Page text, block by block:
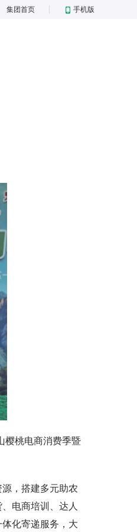
集团首页 手机版
樱桃电商消费季暨
，搭建多元助农
电商培训、达人
化寄递服务，大